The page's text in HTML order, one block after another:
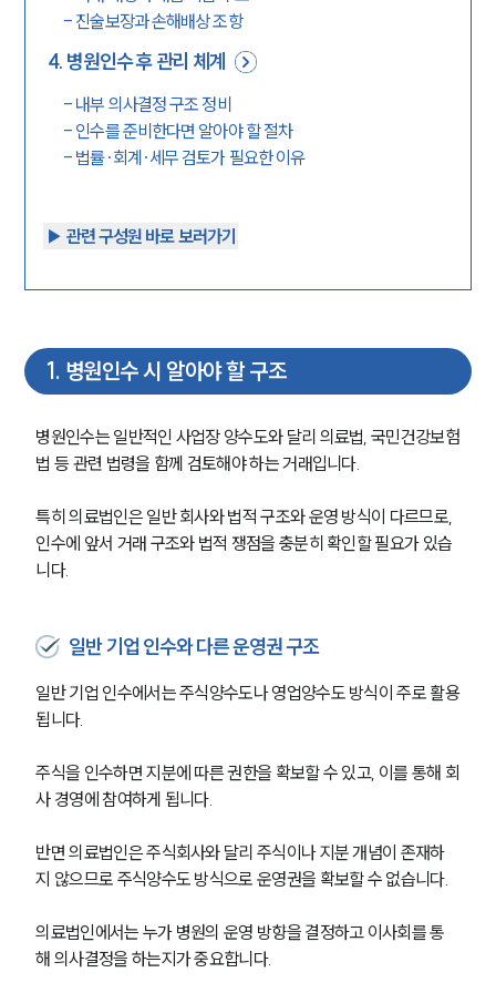
- 진술보장과 손해배상 조항
4. 병원인수 후 관리 체계
- 내부 의사결정 구조 정비
- 인수를 준비한다면 알아야 할 절차
- 법률·회계·세무 검토가 필요한 이유
▶︎ 관련 구성원 바로 보러가기
1. 병원인수 시 알아야 할 구조
병원인수는 일반적인 사업장 양수도와 달리 의료법, 국민건강보험
법 등 관련 법령을 함께 검토해야 하는 거래입니다.
특히 의료법인은 일반 회사와 법적 구조와 운영 방식이 다르므로,
인수에 앞서 거래 구조와 법적 쟁점을 충분히 확인할 필요가 있습
니다.
일반 기업 인수와 다른 운영권 구조
일반 기업 인수에서는 주식양수도나 영업양수도 방식이 주로 활용
됩니다.
주식을 인수하면 지분에 따른 권한을 확보할 수 있고, 이를 통해 회
사 경영에 참여하게 됩니다.
반면 의료법인은 주식회사와 달리 주식이나 지분 개념이 존재하
지 않으므로 주식양수도 방식으로 운영권을 확보할 수 없습니다.
의료법인에서는 누가 병원의 운영 방향을 결정하고 이사회를 통
해 의사결정을 하는지가 중요합니다.